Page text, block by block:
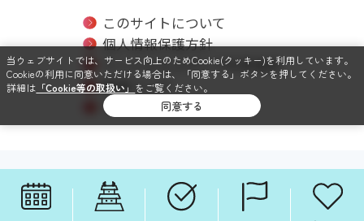
このサイトについて
個人情報保護方針
ソーシャルメディア利用規約
関連リンク
サイトマップ
SNSでも毎日情報配信中！
当ウェブサイトでは、サービス向上のためCookie(クッキー)を利用しています。
Cookieの利用に同意いただける場合は、「同意する」ボタンを押してください。
詳細は 「Cookie等の取扱い」 をご覧ください。
同意する